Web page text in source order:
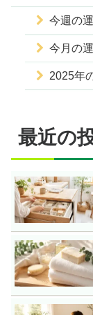
今週の
今月の
2025年
最近の